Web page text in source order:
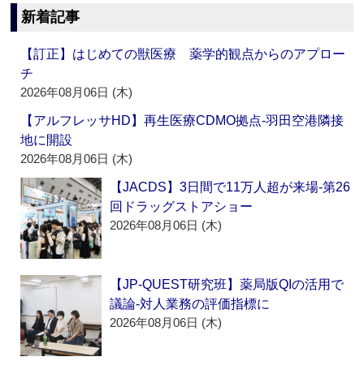
新着記事
【訂正】はじめての獣医療 薬学的観点からのアプロー
チ
2026年08月06日 (木)
【アルフレッサHD】再生医療CDMO拠点‐羽田空港隣接
地に開設
2026年08月06日 (木)
【JACDS】3日間で11万人超が来場‐第26
回ドラッグストアショー
2026年08月06日 (木)
【JP-QUEST研究班】薬局版QIの活用で
議論‐対人業務の評価指標に
2026年08月06日 (木)